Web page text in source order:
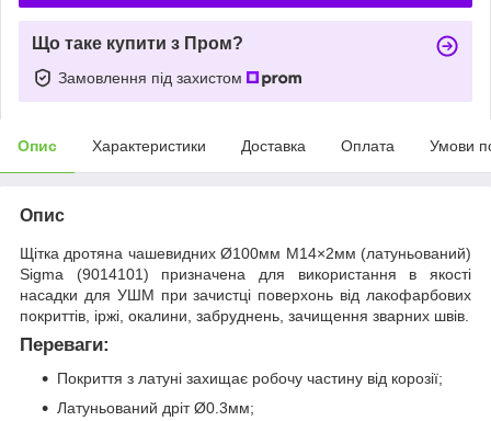
Що таке купити з Пром?
Замовлення під захистом
Опис Характеристики Доставка Оплата Умови
Опис
Щітка дротяна чашевидних Ø100мм М14×2мм (латуньований)
Sigma (9014101) призначена для використання в якості
насадки для УШМ при зачистці поверхонь від лакофарбових
покриттів, іржі, окалини, забруднень, зачищення зварних швів.
Переваги:
Покриття з латуні захищає робочу частину від корозії;
Латуньований дріт Ø0.3мм;